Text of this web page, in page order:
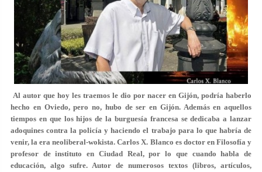
Al autor que hoy les traemos le dio por nacer en Gijón, podría haberlo
hecho en Oviedo, pero no, hubo de ser en Gijón. Además en aquellos
tiempos en que los hijos de la burguesía francesa se dedicaba a lanzar
adoquines contra la policía y haciendo el trabajo para lo que habría de
venir, la era neoliberal-wokista.Carlos X. Blanco es doctor en Filosofía y
profesor de instituto en Ciudad Real, por lo que cuando habla de
educación, algo sufre. Autor de numerosos textos (libros, artículos,